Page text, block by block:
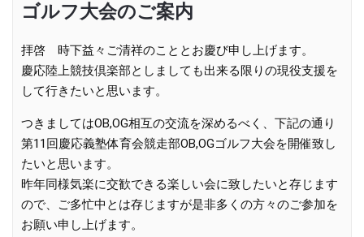
ゴルフ大会のご案内
拝啓 時下益々ご清祥のこととお慶び申し上げます。
慶応陸上競技倶楽部としましても出来る限りの現役支援を
して行きたいと思います。
つきましてはOB,OG相互の交流を深めるべく、下記の通り
第11 回慶応義塾体育会競走部OB,OGゴルフ大会を開催致し
たいと思います。
昨年同様気楽に交歓できる楽しい会に致したいと存じます
ので、ご多忙中とは存じますが是非多くの方々のご参加を
お願い申し上げます。